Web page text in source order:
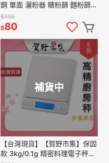
鋼 單面 灑粉器 糖粉篩 麵粉篩
糖霜/可可/抹茶粉灑粉 濾茶器
按壓手柄 烘焙用具 廚房
$199
$80
補貨中
5
折
【台灣現貨】【賀野市集】保固
款 3kg/0.1g 精密料理電子秤